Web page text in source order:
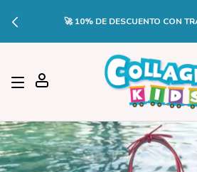
🚀 10% DE DESCUENTO CON